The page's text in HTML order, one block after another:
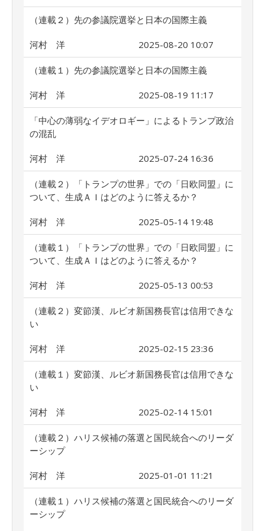
（連載２）先の参議院選挙と日本の国際主義
河村 洋 2025-08-20 10:07
（連載１）先の参議院選挙と日本の国際主義
河村 洋 2025-08-19 11:17
「中心の薄弱なイデオロギー」によるトランプ政治
の混乱
河村 洋 2025-07-24 16:36
（連載２）「トランプの世界」での「日欧同盟」に
ついて、生成ＡＩはどのように答えるか？
河村 洋 2025-05-14 19:48
（連載１）「トランプの世界」での「日欧同盟」に
ついて、生成ＡＩはどのように答えるか？
河村 洋 2025-05-13 00:53
（連載２）変節漢、ルビオ新国務長官は信用できな
い
河村 洋 2025-02-15 23:36
（連載１）変節漢、ルビオ新国務長官は信用できな
い
河村 洋 2025-02-14 15:01
（連載２）ハリス候補の落選と国民統合へのリーダ
ーシップ
河村 洋 2025-01-01 11:21
（連載１）ハリス候補の落選と国民統合へのリーダ
ーシップ